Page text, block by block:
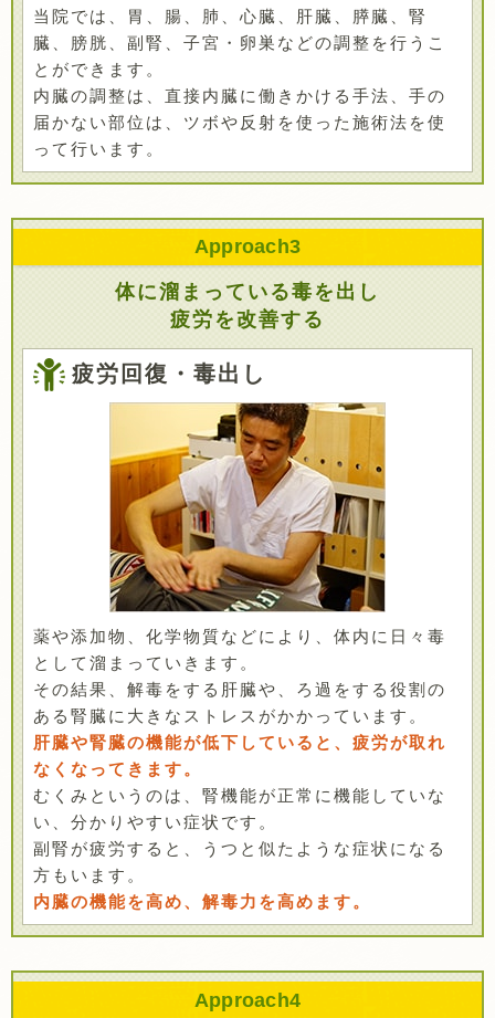
当院では、胃、腸、肺、心臓、肝臓、膵臓、腎
臓、膀胱、副腎、子宮・卵巣などの調整を行うこ
とができます。
内臓の調整は、直接内臓に働きかける手法、手の
届かない部位は、ツボや反射を使った施術法を使
って行います。
Approach3
体に溜まっている毒を出し
疲労を改善する
疲労回復・毒出し
薬や添加物、化学物質などにより、体内に日々毒
として溜まっていきます。
その結果、解毒をする肝臓や、ろ過をする役割の
ある腎臓に大きなストレスがかかっています。
肝臓や腎臓の機能が低下していると、疲労が取れ
なくなってきます。
むくみというのは、腎機能が正常に機能していな
い、分かりやすい症状です。
副腎が疲労すると、うつと似たような症状になる
方もいます。
内臓の機能を高め、解毒力を高めます。
Approach4